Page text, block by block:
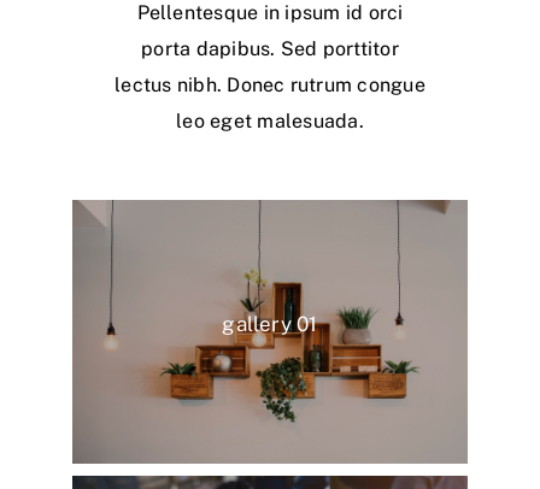
Pellentesque in ipsum id orci
porta dapibus. Sed porttitor
lectus nibh. Donec rutrum congue
leo eget malesuada.
gallery 01